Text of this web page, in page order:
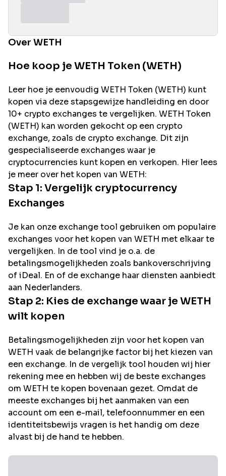
Over WETH
Hoe koop je WETH Token (WETH)
Leer hoe je eenvoudig WETH Token (WETH) kunt
kopen via deze stapsgewijze handleiding en door
10+ crypto exchanges te vergelijken. WETH Token
(WETH) kan worden gekocht op een crypto
exchange, zoals de crypto exchange. Dit zijn
gespecialiseerde exchanges waar je
cryptocurrencies kunt kopen en verkopen. Hier lees
je meer over het kopen van WETH:
Stap 1: Vergelijk cryptocurrency
Exchanges
Je kan onze exchange tool gebruiken om populaire
exchanges voor het kopen van WETH met elkaar te
vergelijken. In de tool vind je o.a. de
betalingsmogelijkheden zoals bankoverschrijving
of iDeal. En of de exchange haar diensten aanbiedt
aan Nederlanders.
Stap 2: Kies de exchange waar je WETH
wilt kopen
Betalingsmogelijkheden zijn voor het kopen van
WETH vaak de belangrijke factor bij het kiezen van
een exchange. In de vergelijk tool houden wij hier
rekening mee en hebben wij de beste exchanges
om WETH te kopen bovenaan gezet. Omdat de
meeste exchanges bij het aanmaken van een
account om een e-mail, telefoonnummer en een
identiteitsbewijs vragen is het handig om deze
alvast bij de hand te hebben.